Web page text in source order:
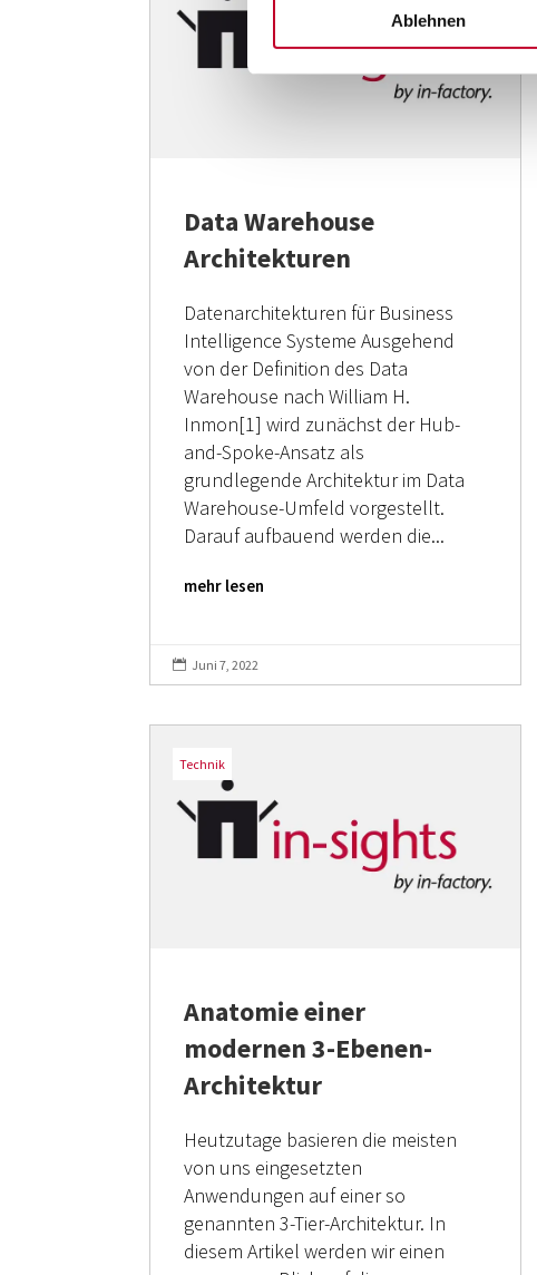
Ablehnen
Data Warehouse
Architekturen
Datenarchitekturen für Business
Intelligence Systeme Ausgehend
von der Definition des Data
Warehouse nach William H.
Inmon[1] wird zunächst der Hub-
and-Spoke-Ansatz als
grundlegende Architektur im Data
Warehouse-Umfeld vorgestellt.
Darauf aufbauend werden die...
mehr lesen
 Juni 7, 2022
Technik
Anatomie einer
modernen 3-Ebenen-
Architektur
Heutzutage basieren die meisten
von uns eingesetzten
Anwendungen auf einer so
genannten 3-Tier-Architektur. In
diesem Artikel werden wir einen